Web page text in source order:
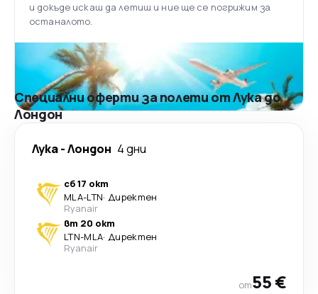
и докъде искаш да летиш и ние ще се погрижим за
останалото.
Специални оферти за полети от Лука до
Лондон
Лука-Лондон 4 дни
сб 17 окт
MLA-LTN· Директен
Ryanair
вт 20 окт
LTN-MLA· Директен
Ryanair
от55 €